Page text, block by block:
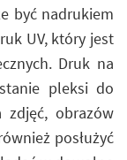
być nadrukiem
UV, który jest
Druk na
pleksi do
obrazów
posłużyć